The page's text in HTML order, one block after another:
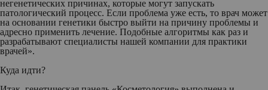
негенетических причинах, которые могут запускать
патологический процесс. Если проблема уже есть, то врач может
на основании генетики быстро выйти на причину проблемы и
адресно применить лечение. Подобные алгоритмы как раз и
разрабатывают специалисты нашей компании для практики
врачей».
Куда идти?